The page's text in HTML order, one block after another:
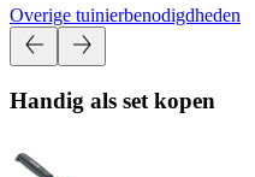
Overige tuinierbenodigdheden
Handig als set kopen